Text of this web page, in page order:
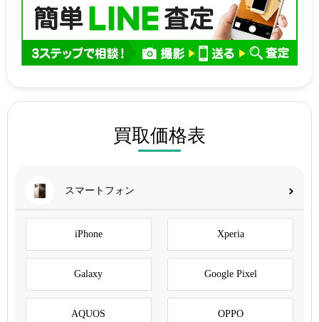
買取価格表
スマートフォン
iPhone Xperia
Galaxy Google Pixel
AQUOS OPPO